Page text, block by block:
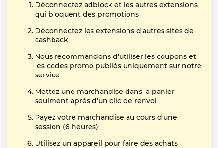
Déconnectez adblock et les autres extensions
qui bloquent des promotions
Déconnectez les extensions d'autres sites de
cashback
Nous recommandons d'utiliser les coupons et
les codes promo publiés uniquement sur notre
service
Mettez une marchandise dans la panier
seulment après d'un clic de renvoi
Payez votre marchandise au cours d'une
session (6 heures)
Utilisez un appareil pour faire des achats